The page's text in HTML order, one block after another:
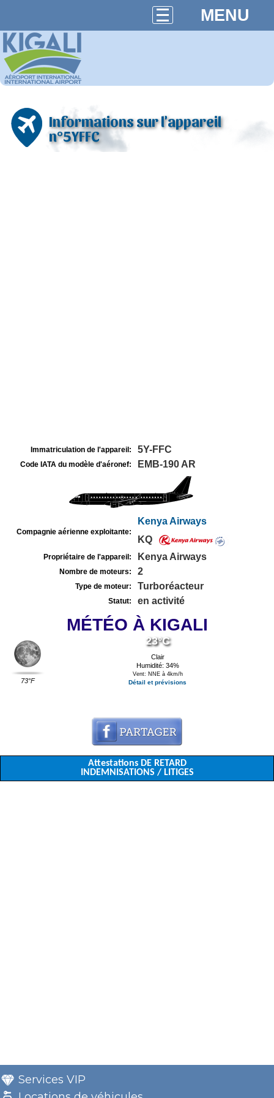
MENU
Informations sur l'appareil
n°5YFFC
Immatriculation de l'appareil: 5Y-FFC
Code IATA du modèle d'aéronef: EMB-190 AR
Compagnie aérienne exploitante:
Kenya Airways
KQ
Propriétaire de l'appareil: Kenya Airways
Nombre de moteurs: 2
Type de moteur: Turboréacteur
Statut: en activité
MÉTÉO À KIGALI
73°F
23°C
Clair
Humidité: 34%
Vent: NNE à 4km/h
Détail et prévisions
Attestations DE RETARD
INDEMNISATIONS / LITIGES
Services VIP